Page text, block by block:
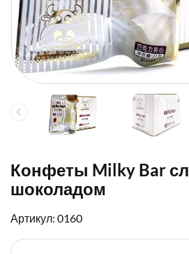
Конфеты Milky Bar
шоколадом
Артикул: 0160